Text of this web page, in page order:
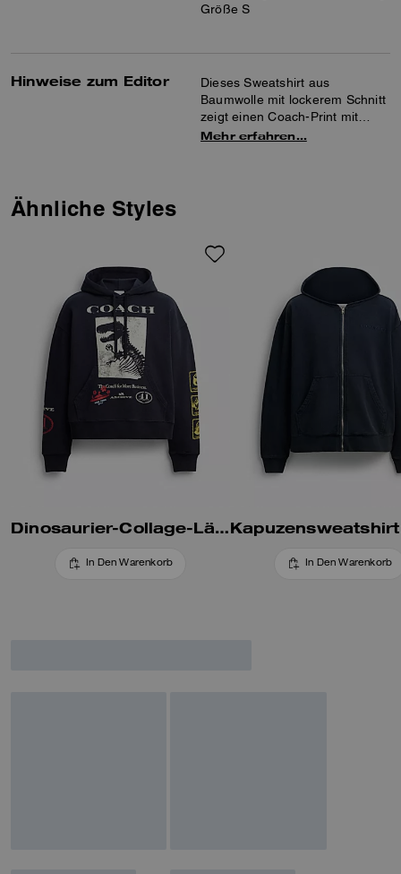
Größe S
Hinweise zum Editor
Dieses Sweatshirt aus
Baumwolle mit lockerem Schnitt
zeigt einen Coach-Print mit
unserem ikonischen Horse and
Abschlüssen vollendet wird.
Mehr erfahren…
Ähnliche Styles
Dinosaurier-Collage-Lässiger Hoodie Aus Bio-Baumwolle
In Den Warenkorb In Den Warenkorb